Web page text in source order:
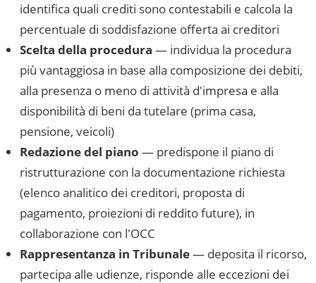
identifica quali crediti sono contestabili e calcola la
percentuale di soddisfazione offerta ai creditori
Scelta della procedura — individua la procedura
più vantaggiosa in base alla composizione dei debiti,
alla presenza o meno di attività d'impresa e alla
disponibilità di beni da tutelare (prima casa,
pensione, veicoli)
Redazione del piano — predispone il piano di
ristrutturazione con la documentazione richiesta
(elenco analitico dei creditori, proposta di
pagamento, proiezioni di reddito future), in
collaborazione con l'OCC
Rappresentanza in Tribunale— deposita il ricorso,
partecipa alle udienze, risponde alle eccezioni dei